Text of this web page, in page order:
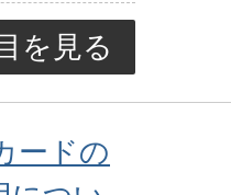
を見る
ードの